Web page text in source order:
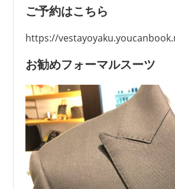
ご予約はこちら
https://
お勧めフォーマルスーツ